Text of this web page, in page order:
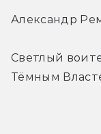
Александр
Светлый
Тёмным